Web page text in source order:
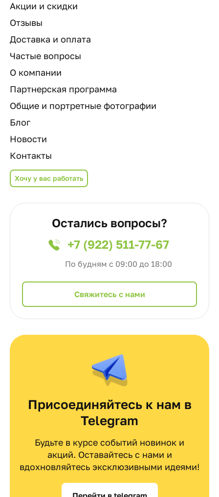
Акции и скидки
Отзывы
Доставка и оплата
Частые вопросы
О компании
Партнерская программа
Общие и портретные фотографии
Блог
Новости
Контакты
Хочу у вас работать
Остались вопросы?
+7 (922) 511-77-67
По будням с 09:00 до 18:00
Cвяжитесь с нами
Присоединяйтесь к нам в
Telegram
Будьте в курсе событий новинок и
акций. Оставайтесь с нами и
вдохновляйтесь эксклюзивными идеями!